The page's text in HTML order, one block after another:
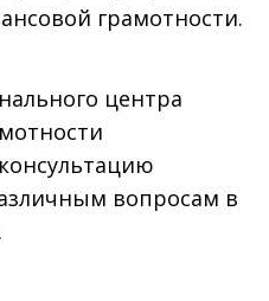
грамотности.
центра
вопросам в